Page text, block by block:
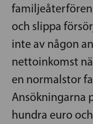
och slippa
inte av någon
nettoinkomst
en normalstor
Ansökningarna
hundra euro